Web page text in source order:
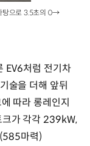
탕으로 3.5초의 0→
EV6처럼 전기차
술을 더해 앞뒤
따라 롱레인지
크가 각각 239kW,
마력)